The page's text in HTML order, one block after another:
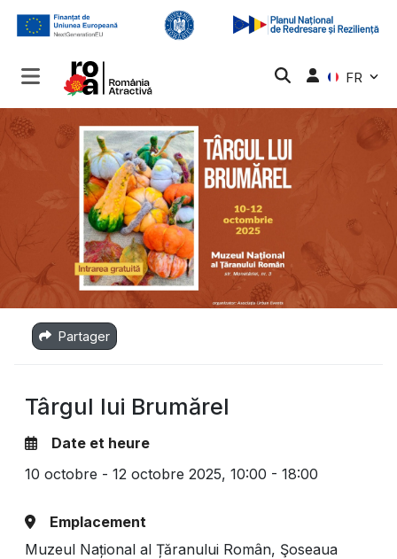
FR
Partager
Târgul lui Brumărel
Date et heure
10 octobre - 12 octobre 2025, 10:00 - 18:00
Emplacement
Muzeul Național al Țăranului Român, Şoseaua